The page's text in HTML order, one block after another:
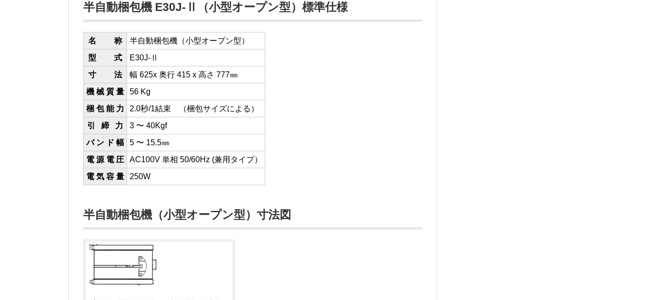
半自動梱包機 E30J-Ⅱ（小型オープン型）標準仕様
名 称
半自動梱包機（小型オープン型）
型 式
E30J-Ⅱ
寸 法
幅 625x 奥行 415 x 高さ 777㎜
機 械 質 量
56 Kg
梱 包 能 力
2.0秒/1結束 （梱包サイズによる）
引 締 力
3 〜 40Kgf
バ ン ド 幅
5 〜 15.5㎜
電 源 電 圧
AC100V 単相 50/60Hz (兼用タイプ）
電 気 容 量
250W
半自動梱包機（小型オープン型）寸法図